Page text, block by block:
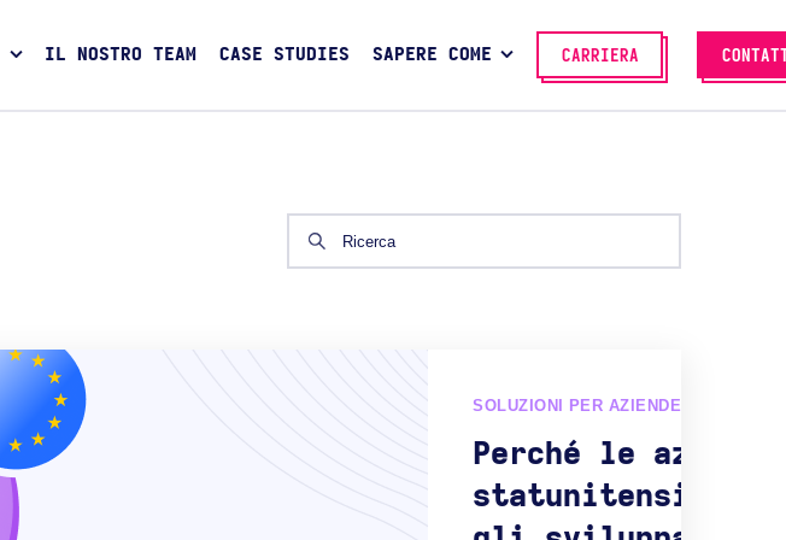
IL NOSTRO TEAM CASE STUDIES SAPERE COME CARRIERA
SOLUZIONI PER AZIENDE E SCALEUP
Perché le aziende
statunitensi